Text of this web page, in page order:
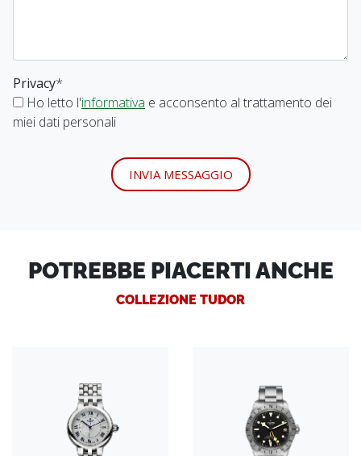
Privacy*
Ho letto l'informativa e acconsento al trattamento dei
miei dati personali
INVIA MESSAGGIO
POTREBBE PIACERTI ANCHE
COLLEZIONE TUDOR